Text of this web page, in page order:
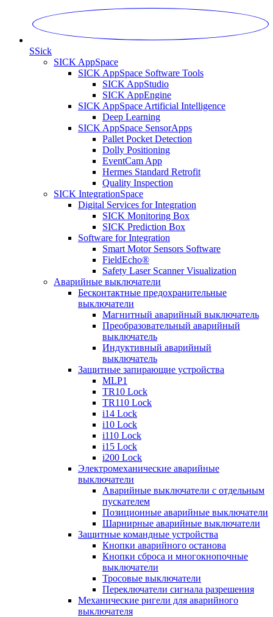
SSick
SICK AppSpace
SICK AppSpace Software Tools
SICK AppStudio
SICK AppEngine
SICK AppSpace Artificial Intelligence
Deep Learning
SICK AppSpace SensorApps
Pallet Pocket Detection
Dolly Positioning
EventCam App
Hermes Standard Retrofit
Quality Inspection
SICK IntegrationSpace
Digital Services for Integration
SICK Monitoring Box
SICK Prediction Box
Software for Integration
Smart Motor Sensors Software
FieldEcho®
Safety Laser Scanner Visualization
Аварийные выключатели
Бесконтактные предохранительные
выключатели
Магнитный аварийный выключатель
Преобразовательный аварийный
выключатель
Индуктивный аварийный
выключатель
Защитные запирающие устройства
MLP1
TR10 Lock
TR110 Lock
i14 Lock
i10 Lock
i110 Lock
i15 Lock
i200 Lock
Электромеханические аварийные
выключатели
Аварийные выключатели с отдельным
пускателем
Позиционные аварийные выключатели
Шарнирные аварийные выключатели
Защитные командные устройства
Кнопки аварийного останова
Кнопки сброса и многокнопочные
выключатели
Тросовые выключатели
Переключатели сигнала разрешения
Механические ригели для аварийного
выключателя